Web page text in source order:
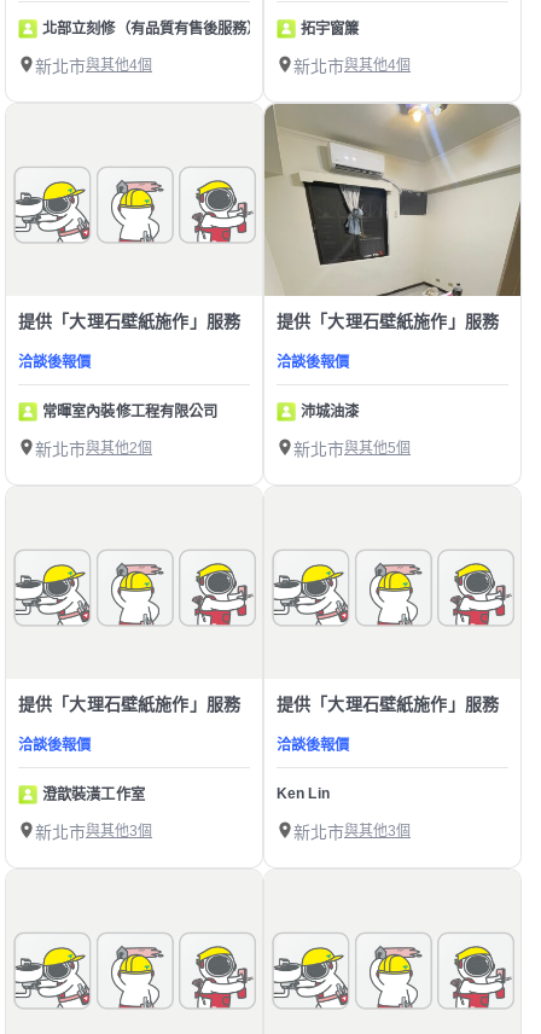
北部立刻修（有品質有售後服務）
新北市與其他4個
拓宇窗簾
新北市與其他4個
提供「大理石壁紙施作」服務
洽談後報價
常暉室內裝修工程有限公司
新北市與其他2個
提供「大理石壁紙施作」服務
洽談後報價
沛城油漆
新北市與其他5個
提供「大理石壁紙施作」服務
洽談後報價
澄歆裝潢工作室
新北市與其他3個
提供「大理石壁紙施作」服務
洽談後報價
Ken Lin
新北市與其他3個